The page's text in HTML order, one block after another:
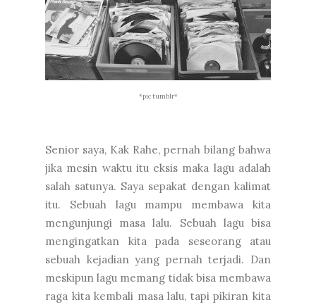
*pic tumblr*
Senior saya, Kak Rahe, pernah bilang bahwa
jika mesin waktu itu eksis maka lagu adalah
salah satunya. Saya sepakat dengan kalimat
itu. Sebuah lagu mampu membawa kita
mengunjungi masa lalu. Sebuah lagu bisa
mengingatkan kita pada seseorang atau
sebuah kejadian yang pernah terjadi. Dan
meskipun lagu memang tidak bisa membawa
raga kita kembali masa lalu, tapi pikiran kita